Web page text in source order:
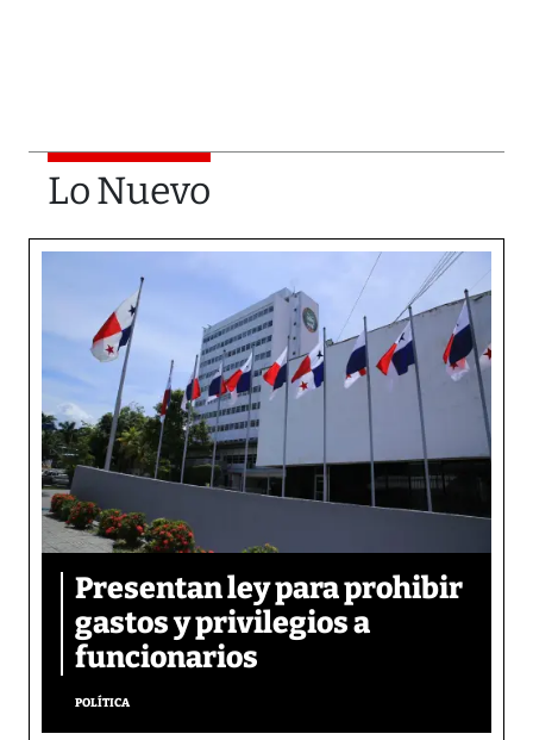
Lo Nuevo
Presentan ley para prohibir
gastos y privilegios a
funcionarios
POLÍTICA